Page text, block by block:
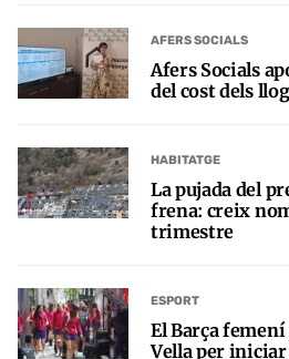
AFERS SOCIALS
Afers Socials
del cost dels
HABITATGE
La pujada del
frena: creix
trimestre
ESPORT
El Barça femení
Vella per iniciar